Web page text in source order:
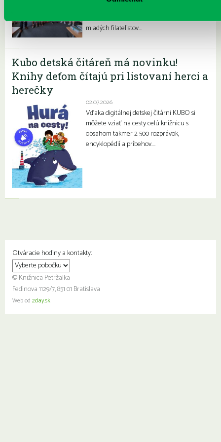
stretávajú šikovné deti a mládež z Klubu
mladých filatelistov…
Kubo detská čitáreň má novinku!
Knihy deťom čítajú pri listovaní herci a
herečky
02.07.2026
Vďaka digitálnej detskej čitárni KUBO si
môžete vziať na cesty celú knižnicu s
obsahom takmer 2 500 rozprávok,
encyklopédií a príbehov….
Otváracie hodiny a kontakty:
© Knižnica Petržalka
Fedinova 1129/7, 851 01 Bratislava
Web od 2day.sk